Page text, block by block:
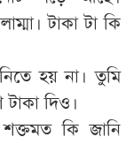
টাকা টা কি
হয় না। তুমি
দিও।
কি জানি